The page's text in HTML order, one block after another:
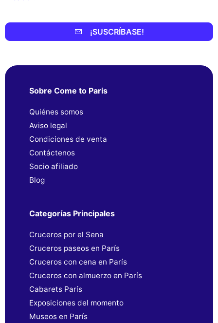
¡SUSCRÍBASE!
Sobre Come to Paris
Quiénes somos
Aviso legal
Condiciones de venta
Contáctenos
Socio afiliado
Blog
Categorías Principales
Cruceros por el Sena
Cruceros paseos en París
Cruceros con cena en París
Cruceros con almuerzo en París
Cabarets París
Exposiciones del momento
Museos en París